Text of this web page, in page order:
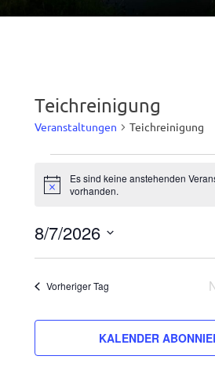
Teichreinigung
Veranstaltungen Teichreinigung
Veranstaltungen
7.
Hinweis
Es sind keine anstehenden
vorhanden.
8/7/2026
Datum
Vorheriger Tag
KALENDER